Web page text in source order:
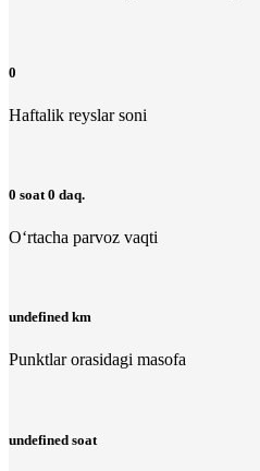
0
Haftalik reyslar soni
0 soat 0 daq.
O‘rtacha parvoz vaqti
undefined km
Punktlar orasidagi masofa
undefined soat